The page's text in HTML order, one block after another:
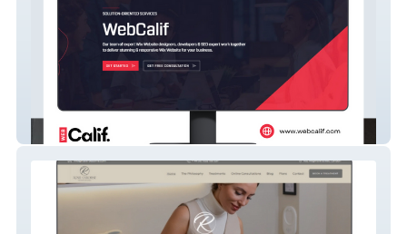
WebCalif